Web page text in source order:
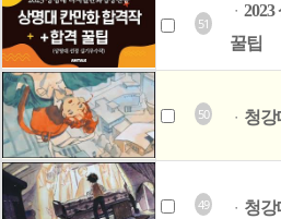
51
ㆍ
꿀팁
50 ㆍ 청강
49 ㆍ 청강